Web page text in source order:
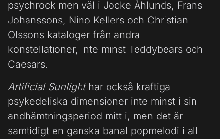
psychrock men väl i Jocke Åhlunds, Frans
Johanssons, Nino Kellers och Christian
Olssons kataloger från andra
konstellationer, inte minst Teddybears och
Caesars.
Artificial Sunlighthar också kraftiga
psykedeliska dimensioner inte minst i sin
andhämtningsperiod mitt i, men det är
samtidigt en ganska banal popmelodi i all